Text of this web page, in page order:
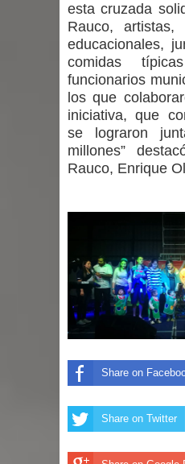
esta cruzada
Rauco, artistas,
educacionales,
comidas
funcionarios
los que
iniciativa, que
se lograron
millones”
Rauco, Enrique
Share on
Share on Twitter